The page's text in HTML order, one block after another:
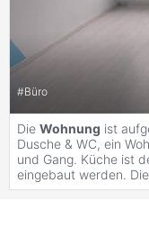
#Büro
Die Wohnung ist
Dusche & WC, ein
und Gang. Küche ist
eingebaut werden.